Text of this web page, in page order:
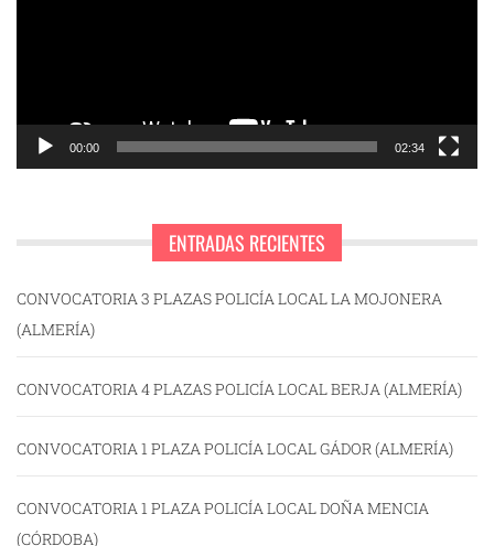
00:00 02:34
ENTRADAS RECIENTES
CONVOCATORIA 3 PLAZAS POLICÍA LOCAL LA MOJONERA
(ALMERÍA)
CONVOCATORIA 4 PLAZAS POLICÍA LOCAL BERJA (ALMERÍA)
CONVOCATORIA 1 PLAZA POLICÍA LOCAL GÁDOR (ALMERÍA)
CONVOCATORIA 1 PLAZA POLICÍA LOCAL DOÑA MENCIA
(CÓRDOBA)